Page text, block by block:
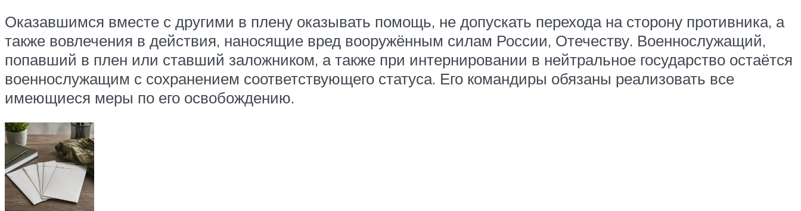
Оказавшимся вместе с другими в плену оказывать помощь, не допускать перехода на сторону противника, а
также вовлечения в действия, наносящие вред вооружённым силам России, Отечеству. Военнослужащий,
попавший в плен или ставший заложником, а также при интернировании в нейтральное государство остаётся
военнослужащим с сохранением соответствующего статуса. Его командиры обязаны реализовать все
имеющиеся меры по его освобождению.